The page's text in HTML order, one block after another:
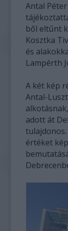
Antal
ből eltűnt
Kosztka
és
Lampérth
A két kép
Antal-
adott át
értéket